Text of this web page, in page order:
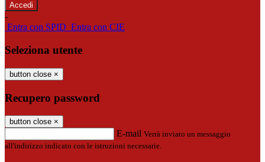
-
Entra con SPID Entra con CIE
Seleziona utente
button close ×
Recupero password
button close ×
E-mail Verrà inviato un messaggio
all'indirizzo indicato con le istruzioni necessarie.